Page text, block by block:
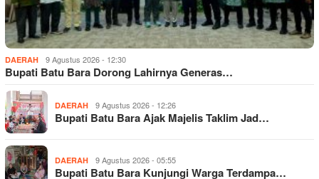
DAERAH 9 Agustus 2026 - 12:30
Bupati Batu Bara Dorong Lahirnya Generas…
DAERAH 9 Agustus 2026 - 12:26
Bupati Batu Bara Ajak Majelis Taklim Jad…
DAERAH 9 Agustus 2026 - 05:55
Bupati Batu Bara Kunjungi Warga Terdampa…